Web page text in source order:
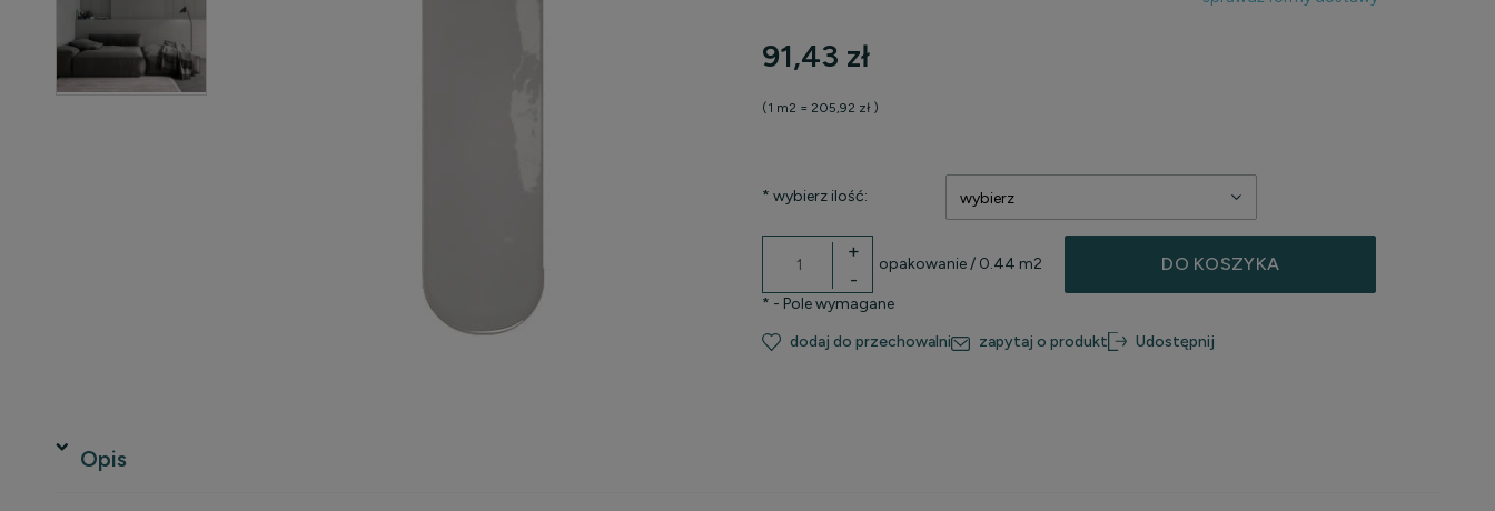
91,43 zł
(1 m2 = 205,92 zł )
* wybierz ilość:
-
+
opakowanie/ 0.44 m2 DO KOSZYKA
* - Pole wymagane
dodaj do przechowalni
zapytaj o produkt Udostępnij
Opis